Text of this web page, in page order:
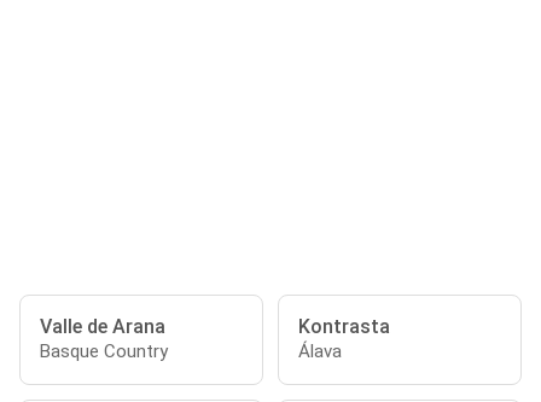
Valle de Arana
Basque Country
Kontrasta
Álava